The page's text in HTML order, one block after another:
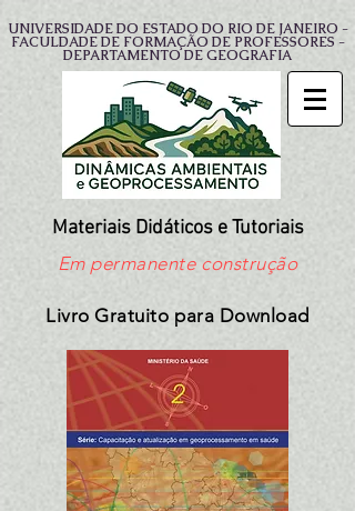
UNIVERSIDADE DO ESTADO DO RIO DE JANEIRO -
FACULDADE DE FORMAÇÃO DE PROFESSORES -
DEPARTAMENTO DE GEOGRAFIA
Materiais Didáticos e Tutoriais
Em permanente construção
Livro Gratuito para Download